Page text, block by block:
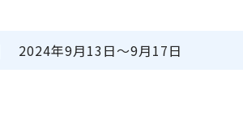
2024年9月13日～9月17日